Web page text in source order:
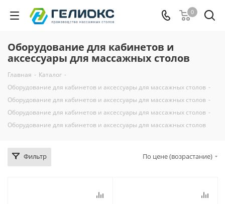
0
Оборудование для кабинетов и
аксессуары для массажных столов
Главная - Каталог -
Оборудование для кабинетов и аксессуары для массажных столов -
Оборудование для кабинетов и аксессуары для массажных столов -
Оборудование для кабинетов и аксессуары для массажных столов -
Оборудование для кабинетов и аксессуары для массажных столов
Фильтр По цене (возрастание)